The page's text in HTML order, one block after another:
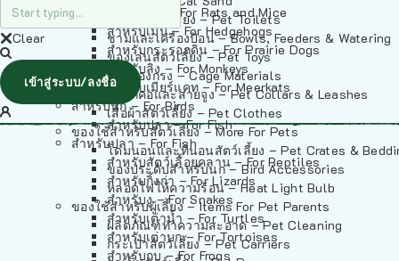
ห้องน้ำสัตว์เลี้ยง – Pet Toilets
ชามและเครื่องป้อน – Bowls, Feeders & Watering
ของเล่นสัตว์เลี้ยง – Pet Toys
วัสดุรองกรง – Cage Materials
ปลอกคอและสายจูง – Pet Collars & Leashes
เสื้อผ้าสัตว์เลี้ยง – Pet Clothes
ของใช้สำหรับสัตว์เลี้ยง – More For Pets
โดมนอนและที่นอนสัตว์เลี้ยง – Pet Crates &
ของประดับสำหรับนก – Bird Accessories
หลอดไฟให้ความร้อน – Heat Light Bulb
ของใช้สำหรับผู้เลี้ยง – Items For Pet Parents
ผลิตภัณฑ์ทำความสะอาด – Pet Cleaning
กระเป๋าสัตว์เลี้ยง – Pet Carriers
สำหรับหนู – For Rats and Mice
สำหรับเม่น – For Hedgehogs
สำหรับกระรอกดิน – For Prairie Dogs
สำหรับลิง – For Monkeys
สำหรับเมียร์แคท – For Meerkats
สำหรับนก – For Birds
สำหรับปลา – For Fish
สำหรับปลา – For Fish
สำหรับสัตว์เลื้อยคลาน – For Reptiles
สำหรับกิ้งก่า – For Lizards
สำหรับงู – For Snakes
สำหรับเต่าน้ำ – For Turtles
สำหรับเต่าบก – For Tortoises
สำหรับกบ – For Frogs
Clear
เข้าสู่ระบบ/ลงชื่อ